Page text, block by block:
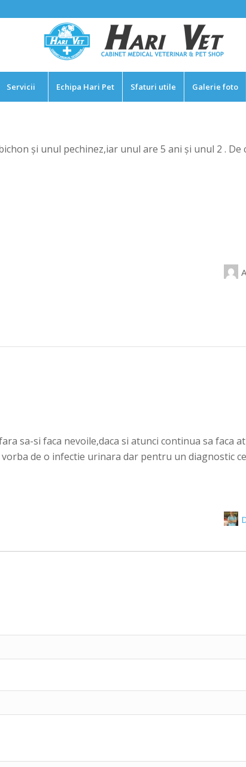
Servicii Echipa Hari Pet Sfaturi utile Galerie foto
și unul pechinez,iar unul are 5 ani și unul 2 . De
sa-si faca nevoile,daca si atunci continua sa faca
de o infectie urinara dar pentru un diagnostic